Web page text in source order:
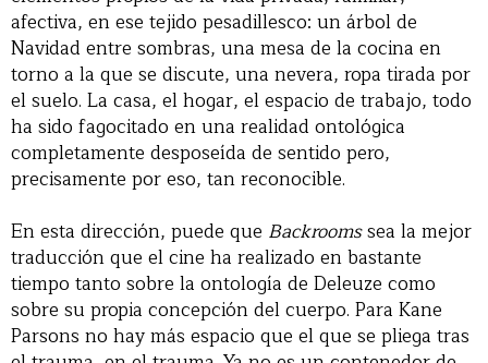
afectiva, en ese tejido pesadillesco: un árbol de
Navidad entre sombras, una mesa de la cocina en
torno a la que se discute, una nevera, ropa tirada por
el suelo. La casa, el hogar, el espacio de trabajo, todo
ha sido fagocitado en una realidad ontológica
completamente desposeída de sentido pero,
precisamente por eso, tan reconocible.
En esta dirección, puede que Backroomssea la mejor
traducción que el cine ha realizado en bastante
tiempo tanto sobre la ontología de Deleuze como
sobre su propia concepción del cuerpo. Para Kane
Parsons no hay más espacio que el que se pliega tras